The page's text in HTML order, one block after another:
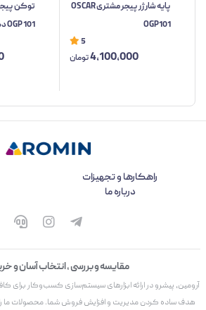
پایه شارژر پیجر مشتری OSCAR
OGP101
5
4,100,000 تومان
توکن
OGP 101 ده عددی
راهکارها و تجهیزات
درباره ما
مقایسه و بررسی ، انتخاب آسان و
آرومین، پیشرو در ارائه ابزارهای سیستم‌سازی کسب‌وکار برای
هدف ساده کردن مدیریت و افزایش فروش شما. محصولات ما را